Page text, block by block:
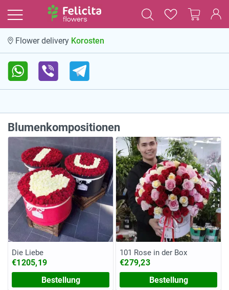
Flower delivery Korosten
Blumenkompositionen
Die Liebe
€1205,19
Bestellung
101 Rose in der Box
€279,23
Bestellung